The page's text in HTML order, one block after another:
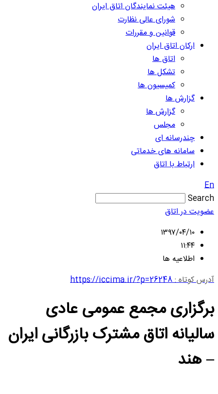
هیئت نمایندگان اتاق ایران
شورای عالی نظارت
قوانین و مقررات
ارکان اتاق ایران
اتاق ها
تشکل ها
کمیسیون ها
گزارش ها
گزارش ها
مجلس
چندرسانه ای
سامانه های خدماتی
ارتباط با اتاق
En
Search
عضویت در اتاق
۱۳۹۷/۰۴/۱۰
۱۱:۴۴
اطلاعیه ها
آدرس کوتاه :https://iccima.ir/?p=26248
برگزاری مجمع عمومی عادی
سالیانه اتاق مشترک بازرگانی ایران
– هند